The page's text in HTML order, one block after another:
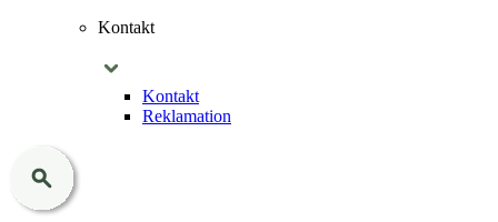
Kontakt
Kontakt
Reklamation